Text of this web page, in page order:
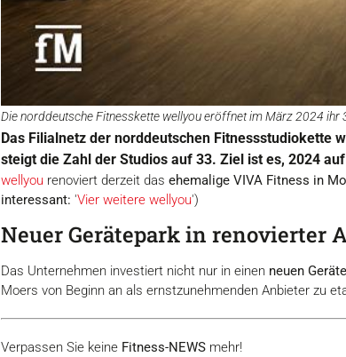
Die norddeutsche Fitnesskette wellyou eröffnet im März 2024 ihr
Das Filialnetz der norddeutschen Fitnessstudiokette
steigt die Zahl der Studios auf 33. Ziel ist es, 2024
wellyou renoviert derzeit das ehemalige VIVA Fitness in
interessant: 'Vier weitere wellyou')
Neuer Gerätepark in renovierter
Das Unternehmen investiert nicht nur in einen neuen
Moers von Beginn an als ernstzunehmenden Anbieter zu
Verpassen Sie keine Fitness-NEWS mehr!